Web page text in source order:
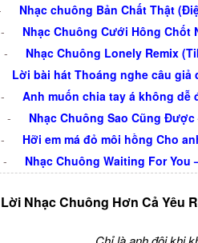
Nhạc chuông Bản Chất Thật
-
Nhạc Chuông Cưới Hông Chốt
-
Nhạc Chuông Lonely Remix
Lời bài hát Thoáng nghe câu
-
Anh muốn chia tay á không dễ
-
Nhạc Chuông Sao Cũng
-
Hỡi em má đỏ môi hồng Cho
-
Nhạc Chuông Waiting For You
Lời Nhạc Chuông Hơn Cả Yêu